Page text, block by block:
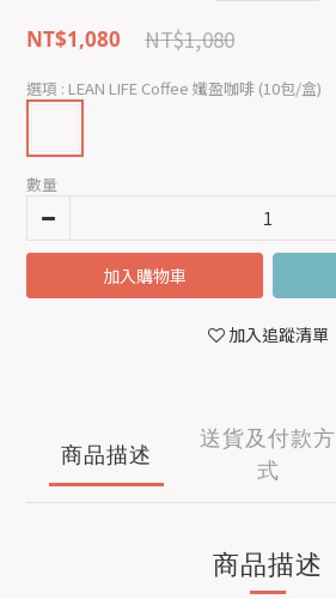
NT$1,080
NT$1,080
選項 : LEAN LIFE Coffee 孅盈咖啡 (10包/盒)
數量
加入購物車
加入追蹤清單
商品描述
送貨及付款方
式
商品描述